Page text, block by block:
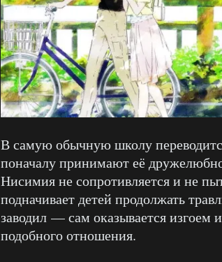
В самую обычную школу
поначалу принимают её
Нисимия не сопротивляется и не
подначивает детей продолжать
заводил — сам оказывается изгоем
подобного отношения.